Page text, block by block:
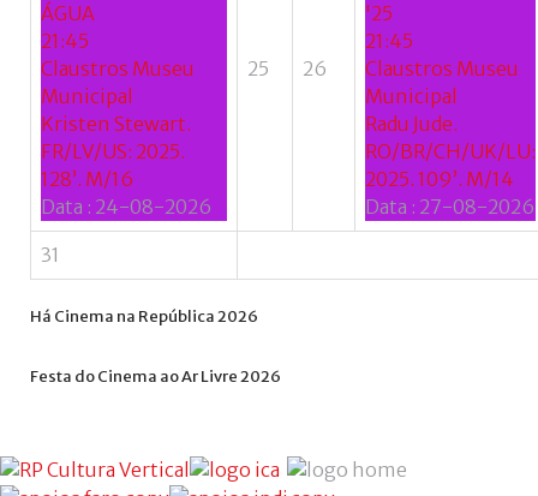
ÁGUA
21:45
Claustros Museu
Municipal
Kristen Stewart.
FR/LV/US: 2025.
128’. M/16
Data : 24-08-2026
25 26
'25
21:45
Claustros Museu
Municipal
Radu Jude.
RO/BR/CH/UK/LU:
2025. 109’. M/14
Data : 27-08-2026
31
Há Cinema na República2026
Festa doCinema aoArLivre2026